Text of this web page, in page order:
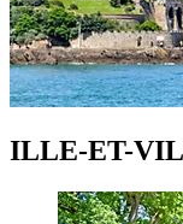
ILLE-ET-